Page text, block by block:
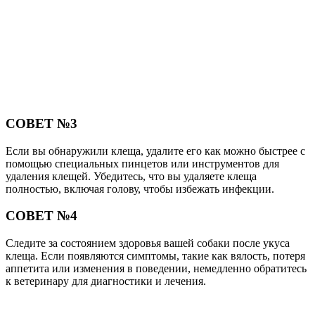
СОВЕТ №3
Если вы обнаружили клеща, удалите его как можно быстрее с
помощью специальных пинцетов или инструментов для
удаления клещей. Убедитесь, что вы удаляете клеща
полностью, включая голову, чтобы избежать инфекции.
СОВЕТ №4
Следите за состоянием здоровья вашей собаки после укуса
клеща. Если появляются симптомы, такие как вялость, потеря
аппетита или изменения в поведении, немедленно обратитесь
к ветеринару для диагностики и лечения.